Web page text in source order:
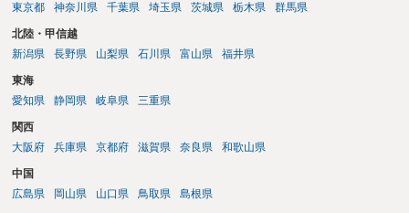
東京都
神奈川県 千葉県 埼玉県 茨城県 栃木県 群馬県
北陸・甲信越
新潟県
長野県 山梨県 石川県 富山県 福井県
東海
愛知県
静岡県 岐阜県 三重県
関西
大阪府
兵庫県 京都府 滋賀県 奈良県 和歌山県
中国
広島県
岡山県 山口県 鳥取県 島根県